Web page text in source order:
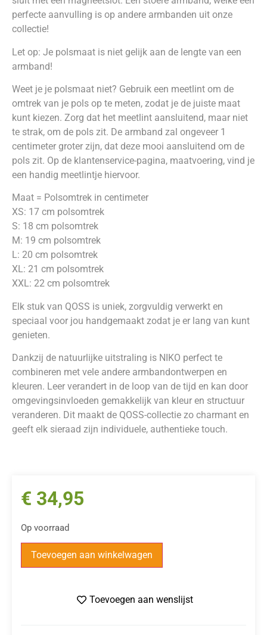
perfecte aanvulling is op andere armbanden uit onze
collectie!
Let op: Je polsmaat is niet gelijk aan de lengte van een
armband!
Weet je je polsmaat niet? Gebruik een meetlint om de
omtrek van je pols op te meten, zodat je de juiste maat
kunt kiezen. Zorg dat het meetlint aansluitend, maar niet
te strak, om de pols zit. De armband zal ongeveer 1
centimeter groter zijn, dat deze mooi aansluitend om de
pols zit. Op de klantenservice-pagina, maatvoering, vind je
een handig meetlintje hiervoor.
Maat = Polsomtrek in centimeter
XS: 17 cm polsomtrek
S: 18 cm polsomtrek
M: 19 cm polsomtrek
L: 20 cm polsomtrek
XL: 21 cm polsomtrek
XXL: 22 cm polsomtrek
Elk stuk van QOSS is uniek, zorgvuldig verwerkt en
speciaal voor jou handgemaakt zodat je er lang van kunt
genieten.
Dankzij de natuurlijke uitstraling is NIKO perfect te
combineren met vele andere armbandontwerpen en
kleuren. Leer verandert in de loop van de tijd en kan door
omgevingsinvloeden gemakkelijk van kleur en structuur
veranderen. Dit maakt de QOSS-collectie zo charmant en
geeft elk sieraad zijn individuele, authentieke touch.
€ 34,95
Op voorraad
Toevoegen aan winkelwagen
Toevoegen aan wenslijst